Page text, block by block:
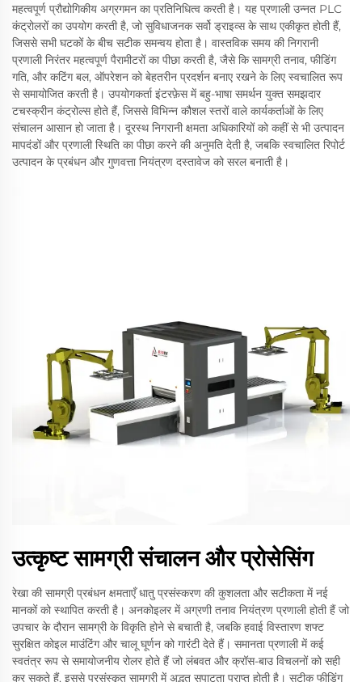
महत्वपूर्ण प्रौद्योगिकीय अग्रगमन का प्रतिनिधित्व करती है। यह प्रणाली उन्नत PLC
कंट्रोलरों का उपयोग करती है, जो सुविधाजनक सर्वो ड्राइव्स के साथ एकीकृत होती हैं,
जिससे सभी घटकों के बीच सटीक समन्वय होता है। वास्तविक समय की निगरानी
प्रणाली निरंतर महत्वपूर्ण पैरामीटरों का पीछा करती है, जैसे कि सामग्री तनाव, फीडिंग
गति, और कटिंग बल, ऑपरेशन को बेहतरीन प्रदर्शन बनाए रखने के लिए स्वचालित रूप
से समायोजित करती है। उपयोगकर्ता इंटरफ़ेस में बहु-भाषा समर्थन युक्त समझदार
टचस्क्रीन कंट्रोल्स होते हैं, जिससे विभिन्न कौशल स्तरों वाले कार्यकर्ताओं के लिए
संचालन आसान हो जाता है। दूरस्थ निगरानी क्षमता अधिकारियों को कहीं से भी उत्पादन
मापदंडों और प्रणाली स्थिति का पीछा करने की अनुमति देती है, जबकि स्वचालित रिपोर्ट
उत्पादन के प्रबंधन और गुणवत्ता नियंत्रण दस्तावेज को सरल बनाती है।
उत्कृष्ट सामग्री संचालन और प्रोसेसिंग
रेखा की सामग्री प्रबंधन क्षमताएँ धातु प्रसंस्करण की कुशलता और सटीकता में नई
मानकों को स्थापित करती है। अनकोइलर में अग्रणी तनाव नियंत्रण प्रणाली होती हैं जो
उपचार के दौरान सामग्री के विकृति होने से बचाती है, जबकि हवाई विस्तारण शफ्ट
सुरक्षित कोइल माउंटिंग और चालू घूर्णन को गारंटी देते हैं। समानता प्रणाली में कई
स्वतंत्र रूप से समायोजनीय रोलर होते हैं जो लंबवत और क्रॉस-बाउ विचलनों को सही
कर सकते हैं, इससे प्रसंस्कृत सामग्री में अद्भुत सपाटता प्राप्त होती है। सटीक फीडिंग